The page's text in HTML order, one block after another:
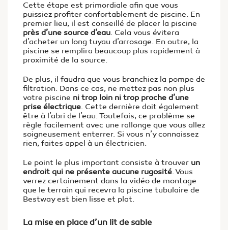
Cette étape est primordiale afin que vous
puissiez profiter confortablement de piscine. En
premier lieu, il est conseillé de placer la piscine
près d’une source d’eau. Cela vous évitera
d’acheter un long tuyau d’arrosage. En outre, la
piscine se remplira beaucoup plus rapidement à
proximité de la source.
De plus, il faudra que vous branchiez la pompe de
filtration. Dans ce cas, ne mettez pas non plus
votre piscine ni trop loin ni trop proche d’une
prise électrique. Cette dernière doit également
être à l’abri de l’eau. Toutefois, ce problème se
règle facilement avec une rallonge que vous allez
soigneusement enterrer. Si vous n’y connaissez
rien, faites appel à un électricien.
Le point le plus important consiste à trouver un
endroit qui ne présente aucune rugosité. Vous
verrez certainement dans la vidéo de montage
que le terrain qui recevra la piscine tubulaire de
Bestway est bien lisse et plat.
La mise en place d’un lit de sable